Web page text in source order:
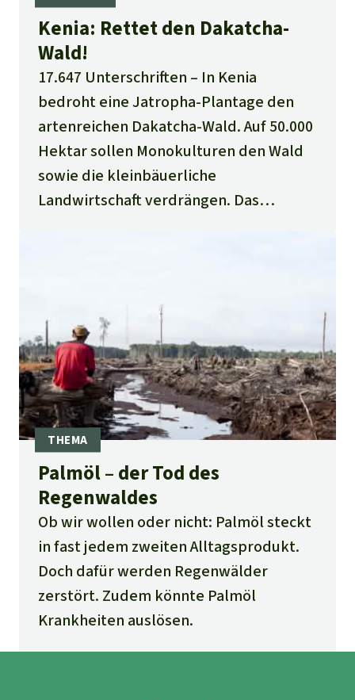
Kenia: Rettet den Dakatcha-
Wald!
17.647 Unterschriften
In Kenia
bedroht eine Jatropha-Plantage den
artenreichen Dakatcha-Wald. Auf 50.000
Hektar sollen Monokulturen den Wald
sowie die kleinbäuerliche
Landwirtschaft verdrängen. Das
kenianische Regierung.
Palmöl – der Tod des
Regenwaldes
Ob wir wollen oder nicht: Palmöl steckt
in fast jedem zweiten Alltagsprodukt.
Doch dafür werden Regenwälder
zerstört. Zudem könnte Palmöl
Krankheiten auslösen.